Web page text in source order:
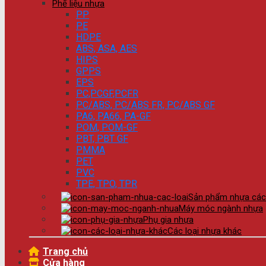
Phế liệu nhựa
PP
PE
HDPE
ABS, ASA, AES
HIPS
GPPS
EPS
PC,PCGF,PCFR
PC/ABS, PC/ABS FR, PC/ABS GF
PA6, PA66, PA-GF
POM, POM-GF
PBT, PBT GF
PMMA
PET
PVC
TPE, TPO, TPR
Sản phẩm nhựa
Máy móc ngành nhựa
Phụ gia nhựa
Các loại nhựa khác
Trang chủ
Cửa hàng